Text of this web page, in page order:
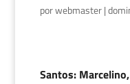
porwebmaster|
Santos: